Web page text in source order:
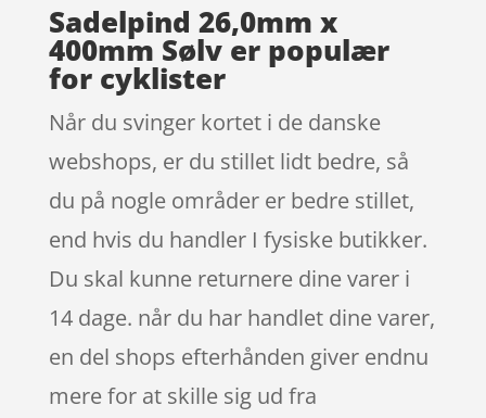
Sadelpind 26,0mm x
400mm Sølv er populær
for cyklister
Når du svinger kortet i de danske
webshops, er du stillet lidt bedre, så
du på nogle områder er bedre stillet,
end hvis du handler I fysiske butikker.
Du skal kunne returnere dine varer i
14 dage. når du har handlet dine varer,
en del shops efterhånden giver endnu
mere for at skille sig ud fra